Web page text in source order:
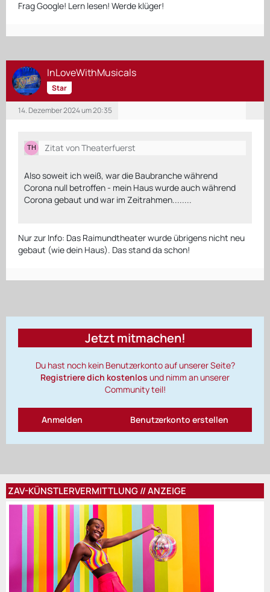
Frag Google! Lern lesen! Werde klüger!
InLoveWithMusicals
Star
14. Dezember 2024 um 20:35
Zitat von Theaterfuerst
Also soweit ich weiß, war die Baubranche während
Corona null betroffen - mein Haus wurde auch während
Corona gebaut und war im Zeitrahmen........
Nur zur Info: Das Raimundtheater wurde übrigens nicht neu
gebaut (wie dein Haus). Das stand da schon!
Jetzt mitmachen!
Du hast noch kein Benutzerkonto auf unserer Seite?
Registriere dich kostenlos und nimm an unserer
Community teil!
Benutzerkonto erstellen
Anmelden
ZAV-KÜNSTLERVERMITTLUNG // ANZEIGE